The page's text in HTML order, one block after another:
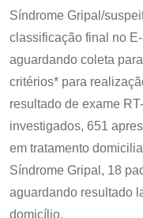
Síndrome Gripal/
classificação final no
aguardando coleta
critérios* para
resultado de exame
investigados, 651
em tratamento
Síndrome Gripal, 18
aguardando resultado
domicílio.